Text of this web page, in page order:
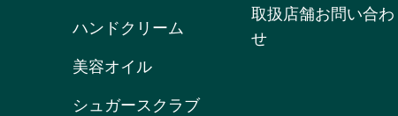
ハンドクリーム
美容オイル
シュガースクラブ
取扱店舗お問い合わ
せ